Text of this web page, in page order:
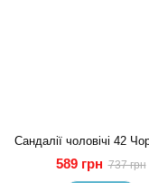
589 грн 737 грн